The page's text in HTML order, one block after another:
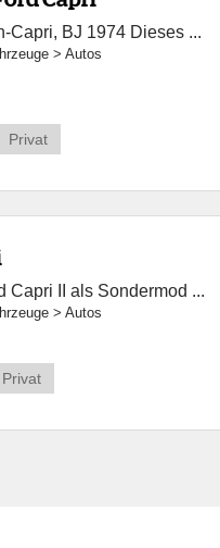
Capri, BJ 1974 Dieses ...
> Autos
Privat
Capri II als Sondermod ...
> Autos
Privat